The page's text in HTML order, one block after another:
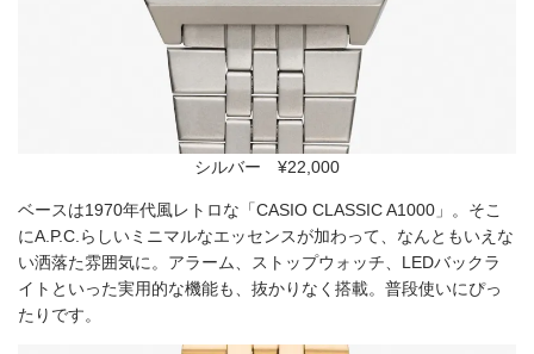
シルバー ¥22,000
ベースは1970年代風レトロな「CASIO CLASSIC A1000」。そこ
にA.P.C.らしいミニマルなエッセンスが加わって、なんともいえな
い洒落た雰囲気に。アラーム、ストップウォッチ、LEDバックラ
イトといった実用的な機能も、抜かりなく搭載。普段使いにぴっ
たりです。